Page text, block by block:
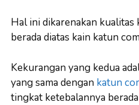
Hal ini dikarenakan kualitas
berada diatas kain katun
Kekurangan yang kedua
yang sama dengan katun
tingkat ketebalannya